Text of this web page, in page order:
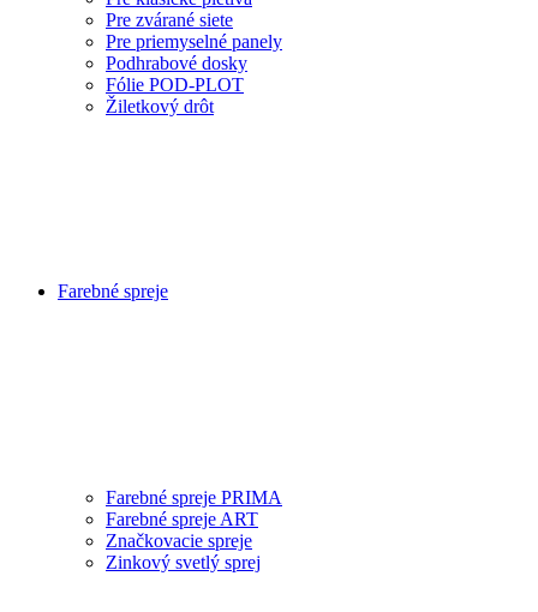
Pre zvárané siete
Pre priemyselné panely
Podhrabové dosky
Fólie POD-PLOT
Žiletkový drôt
Farebné spreje
Farebné spreje PRIMA
Farebné spreje ART
Značkovacie spreje
Zinkový svetlý sprej